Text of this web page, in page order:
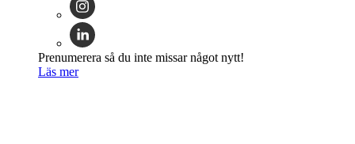
Prenumerera så du inte missar något nytt!
Läs mer